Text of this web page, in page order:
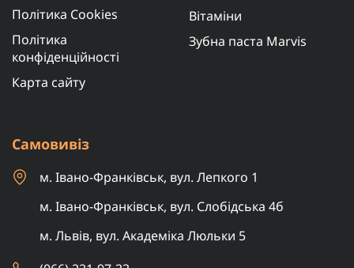
Політика Cookies
Політика
конфіденційності
Карта сайту
Вітаміни
Зубна паста Marvis
Самовивіз
м. Івано-Франківськ, вул. Лепкого 1
м. Івано-Франківськ, вул. Слобідська 4б
м. Львів, вул. Академіка Люльки 5